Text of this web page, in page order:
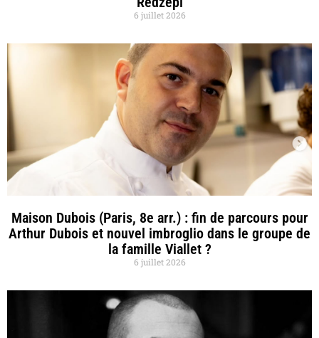
6 juillet 2026
Maison Dubois (Paris, 8e arr.) : fin de parcours pour
Arthur Dubois et nouvel imbroglio dans le groupe de
la famille Viallet ?
6 juillet 2026